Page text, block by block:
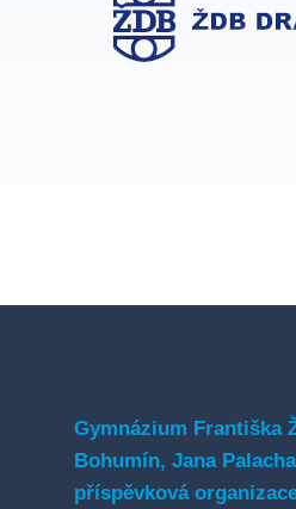
Gymnázium Františka
Bohumín, Jana
příspěvková